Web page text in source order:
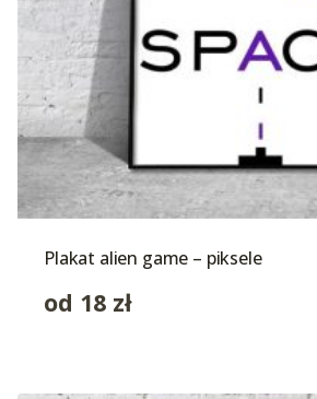
Plakat alien game – piksele
od 18 zł